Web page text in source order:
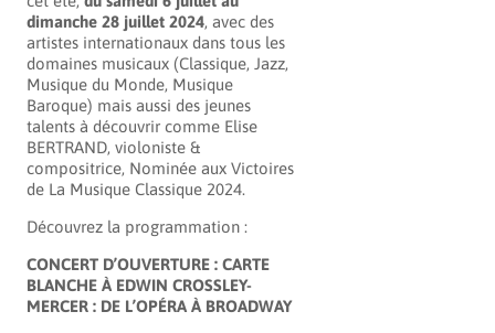
dimanche 28 juillet 2024, avec des
artistes internationaux dans tous les
domaines musicaux (Classique, Jazz,
Musique du Monde, Musique
Baroque) mais aussi des jeunes
talents à découvrir comme Elise
BERTRAND, violoniste &
compositrice, Nominée aux Victoires
de La Musique Classique 2024.
Découvrez la programmation :
CONCERT D’OUVERTURE : CARTE
BLANCHE À EDWIN CROSSLEY-
MERCER : DE L’OPÉRA À BROADWAY